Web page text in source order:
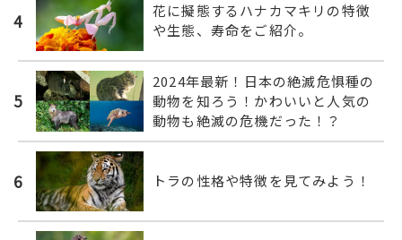
4
花に擬態するハナカマキリの特徴
や生態、寿命をご紹介。
5
2024年最新！日本の絶滅危惧種の
動物を知ろう！かわいいと人気の
動物も絶滅の危機だった！？
6 トラの性格や特徴を見てみよう！